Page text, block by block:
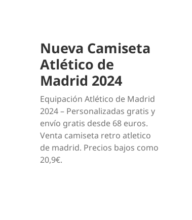
Nueva Camiseta
Atlético de
Madrid 2024
Equipación Atlético de Madrid
2024 – Personalizadas gratis y
envío gratis desde 68 euros.
Venta camiseta retro atletico
de madrid. Precios bajos como
20,9€.